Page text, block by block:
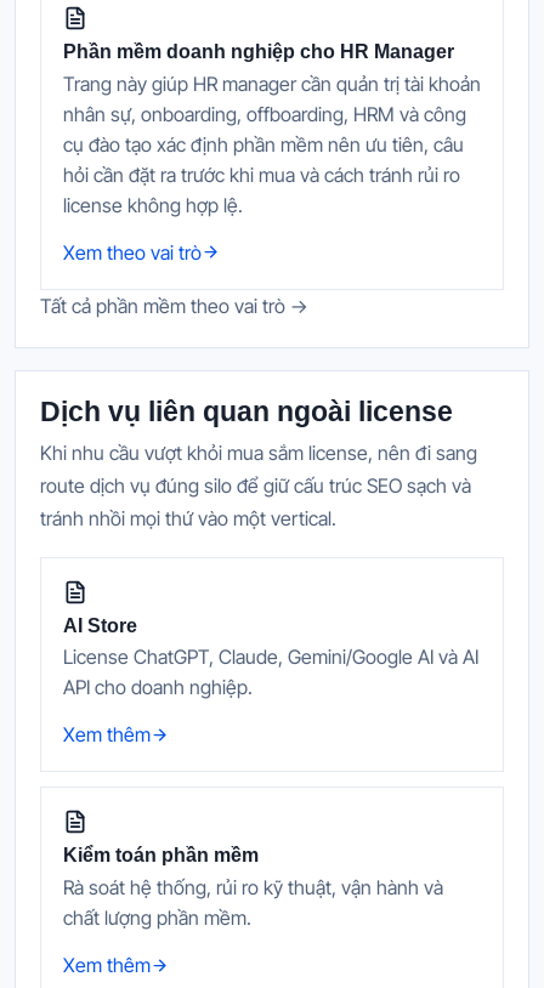
Phần mềm doanh nghiệp cho HR Manager
Trang này giúp HR manager cần quản trị tài khoản
nhân sự, onboarding, offboarding, HRM và công
cụ đào tạo xác định phần mềm nên ưu tiên, câu
hỏi cần đặt ra trước khi mua và cách tránh rủi ro
license không hợp lệ.
Xem theo vai trò
Tất cả phần mềm theo vai trò →
Dịch vụ liên quan ngoài license
Khi nhu cầu vượt khỏi mua sắm license, nên đi sang
route dịch vụ đúng silo để giữ cấu trúc SEO sạch và
tránh nhồi mọi thứ vào một vertical.
AI Store
License ChatGPT, Claude, Gemini/Google AI và AI
API cho doanh nghiệp.
Xem thêm
Kiểm toán phần mềm
Rà soát hệ thống, rủi ro kỹ thuật, vận hành và
chất lượng phần mềm.
Xem thêm